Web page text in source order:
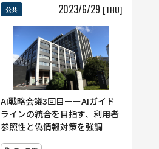
公共 2023/6/29 [THU]
AI戦略会議3回目ーーAIガイド
ラインの統合を目指す、利用者
参照性と偽情報対策を強調